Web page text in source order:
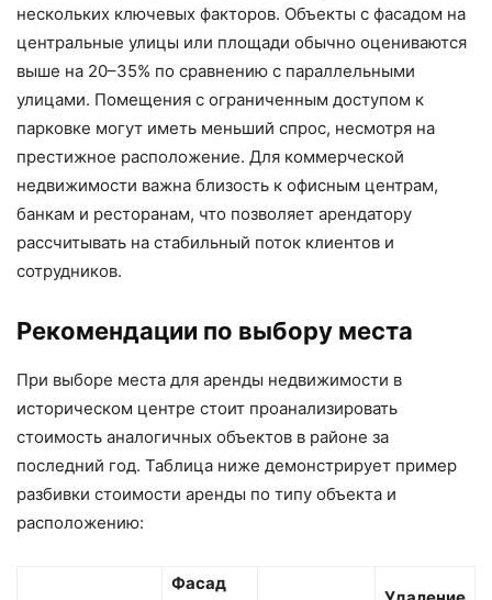
нескольких ключевых факторов. Объекты с фасадом на
центральные улицы или площади обычно оцениваются
выше на 20–35% по сравнению с параллельными
улицами. Помещения с ограниченным доступом к
парковке могут иметь меньший спрос, несмотря на
престижное расположение. Для коммерческой
недвижимости важна близость к офисным центрам,
банкам и ресторанам, что позволяет арендатору
рассчитывать на стабильный поток клиентов и
сотрудников.
Рекомендации по выбору места
При выборе места для аренды недвижимости в
историческом центре стоит проанализировать
стоимость аналогичных объектов в районе за
последний год. Таблица ниже демонстрирует пример
разбивки стоимости аренды по типу объекта и
расположению:
Фасад